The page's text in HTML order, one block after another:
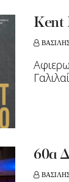
Kent
60α